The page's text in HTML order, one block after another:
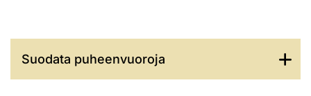
Suodata puheenvuoroja